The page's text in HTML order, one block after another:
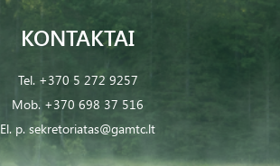
KONTAKTAI
Tel. +370 5 272 9257
Mob. +370 698 37 516
El. p. sekretoriatas@gamtc.lt